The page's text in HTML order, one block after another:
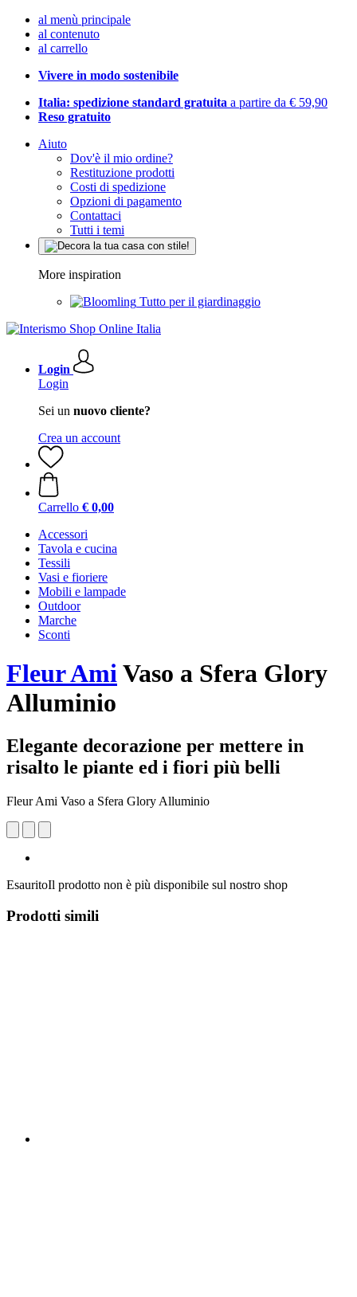
al menù principale
al contenuto
al carrello
Vivere in modo sostenibile
Italia: spedizione standard gratuita a partire da € 59,90
Reso gratuito
Aiuto
Dov'è il mio ordine?
Restituzione prodotti
Costi di spedizione
Opzioni di pagamento
Contattaci
Tutti i temi
More inspiration
Tutto per il giardinaggio
Login
Login
Sei un nuovo cliente?
Crea un account
Carrello € 0,00
Accessori
Tavola e cucina
Tessili
Vasi e fioriere
Mobili e lampade
Outdoor
Marche
Sconti
Fleur AmiVaso a Sfera Glory
Alluminio
Elegante decorazione per mettere in
risalto le piante ed i fiori più belli
Fleur Ami Vaso a Sfera Glory Alluminio
EsauritoIl prodotto non è più disponibile sul nostro shop
Prodotti simili